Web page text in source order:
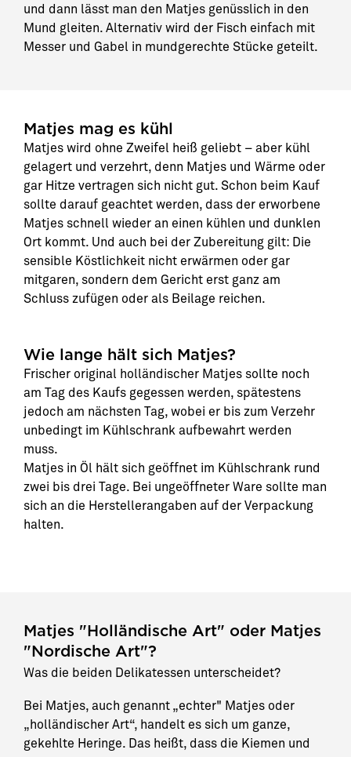
und dann lässt man den Matjes genüsslich in den
Mund gleiten. Alternativ wird der Fisch einfach mit
Messer und Gabel in mundgerechte Stücke geteilt.
Matjes mag es kühl
Matjes wird ohne Zweifel heiß geliebt – aber kühl
gelagert und verzehrt, denn Matjes und Wärme oder
gar Hitze vertragen sich nicht gut. Schon beim Kauf
sollte darauf geachtet werden, dass der erworbene
Matjes schnell wieder an einen kühlen und dunklen
Ort kommt. Und auch bei der Zubereitung gilt: Die
sensible Köstlichkeit nicht erwärmen oder gar
mitgaren, sondern dem Gericht erst ganz am
Schluss zufügen oder als Beilage reichen.
Wie lange hält sich Matjes?
Frischer original holländischer Matjes sollte noch
am Tag des Kaufs gegessen werden, spätestens
jedoch am nächsten Tag, wobei er bis zum Verzehr
unbedingt im Kühlschrank aufbewahrt werden
muss.
Matjes in Öl hält sich geöffnet im Kühlschrank rund
zwei bis drei Tage. Bei ungeöffneter Ware sollte man
sich an die Herstellerangaben auf der Verpackung
halten.
Matjes "Holländische Art" oder Matjes
"Nordische Art"?
Was die beiden Delikatessen unterscheidet?
Bei Matjes, auch genannt „echter" Matjes oder
„holländischer Art“, handelt es sich um ganze,
gekehlte Heringe. Das heißt, dass die Kiemen und